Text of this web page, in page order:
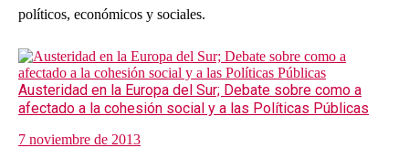
políticos, económicos y sociales.
Austeridad en la Europa del Sur; Debate sobre como a
afectado a la cohesión social y a las Políticas Públicas
7 noviembre de 2013